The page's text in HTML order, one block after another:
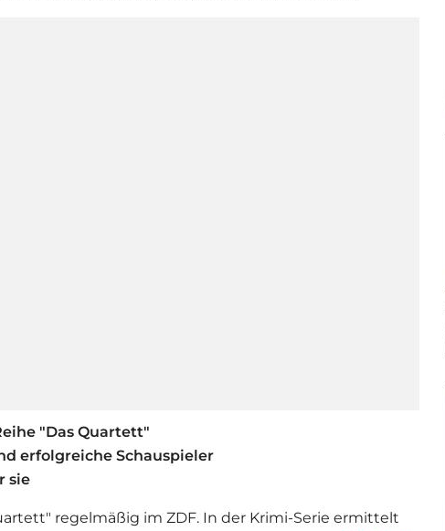
"Das Quartett"
erfolgreiche Schauspieler
sie
regelmäßig im ZDF. In der Krimi-Serie ermittelt